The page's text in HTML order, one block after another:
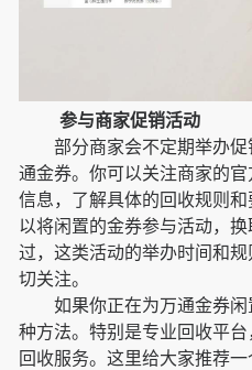
参与商家促销活动
部分商家会不定期举办
通金券。你可以关注商家的
信息，了解具体的回收规则
以将闲置的金券参与活动，
过，这类活动的举办时间和
切关注。
如果你正在为万通金券
种方法。特别是专业回收平
回收服务。这里给大家推荐